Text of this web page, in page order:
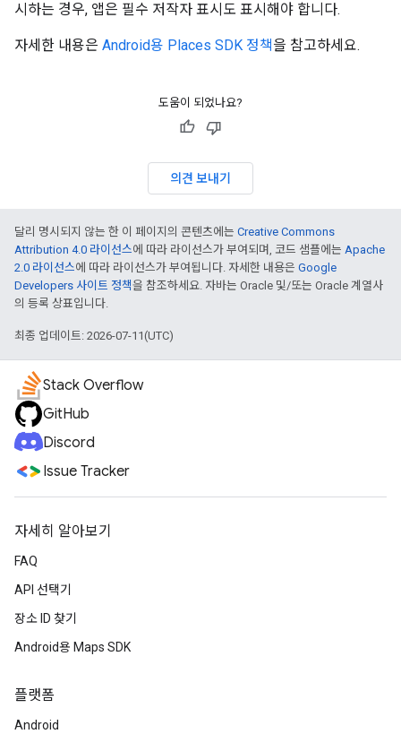
시하는 경우, 앱은 필수 저작자 표시도 표시해야 합니다.
자세한 내용은 Android용 Places SDK 정책 을 참고하세요.
도움이 되었나요?
의견 보내기
달리 명시되지 않는 한 이 페이지의 콘텐츠에는 Creative Commons
Attribution 4.0 라이선스에 따라 라이선스가 부여되며, 코드 샘플에는 Apache
2.0 라이선스에 따라 라이선스가 부여됩니다. 자세한 내용은 Google
Developers 사이트 정책을 참조하세요. 자바는 Oracle 및/또는 Oracle 계열사
의 등록 상표입니다.
최종 업데이트: 2026-07-11(UTC)
Stack Overflow
GitHub
Discord
Issue Tracker
자세히 알아보기
FAQ
API 선택기
장소 ID 찾기
Android용 Maps SDK
플랫폼
Android